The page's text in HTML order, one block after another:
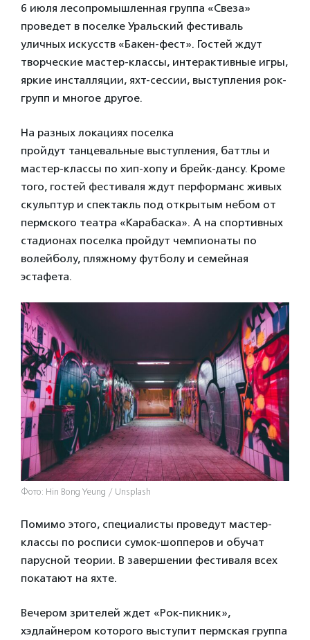
6 июля лесопромышленная группа «Свеза»
проведет в поселке Уральский фестиваль
уличных искусств «Бакен-фест». Гостей ждут
творческие мастер-классы, интерактивные игры,
яркие инсталляции, яхт-сессии, выступления рок-
групп и многое другое.
На разных локациях поселка
пройдут танцевальные выступления, баттлы и
мастер-классы по хип-хопу и брейк-дансу. Кроме
того, гостей фестиваля ждут перформанс живых
скульптур и спектакль под открытым небом от
пермского театра «Карабаска». А на спортивных
стадионах поселка пройдут чемпионаты по
волейболу, пляжному футболу и семейная
эстафета.
Фото: Hin Bong Yeung / Unsplash
Помимо этого, специалисты проведут мастер-
классы по росписи сумок-шопперов и обучат
парусной теории. В завершении фестиваля всех
покатают на яхте.
Вечером зрителей ждет «Рок-пикник»,
хэдлайнером которого выступит пермская группа